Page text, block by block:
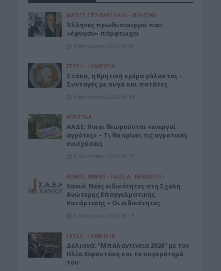
ΜΑΤΙΕΣ ΣΤΟ ΠΑΡΕΛΘΟΝ • ΠΟΛΙΤΙΚΗ
Έλληνες πρωθυπουργοί που
«έφυγαν» πάμφτωχοι
8 Αυγούστου 2026 19:33
ΓΕΎΣΗ - ΨΥΧΑΓΩΓΊΑ
Στάκα, η Κρητική κρέμα γάλακτος –
Συνταγές με αυγά και πατάτες
8 Αυγούστου 2026 16:30
ΑΓΡΟΤΙΚΑ
ΑΑΔΕ: Ποιοι θεωρούνται «ενεργοί
αγρότες» – Τι θα κρίνει τις αγροτικές
ενισχύσεις
8 Αυγούστου 2026 16:27
ΝΟΜΌΣ ΧΑΝΊΩΝ • ΠΑΙΔΕΙΑ - ΕΚΠΑΙΔΕΥΣΗ
Χανιά: Νέες ειδικότητες στη Σχολή
Ανώτερης Επαγγελματικής
Κατάρτισης – Οι ειδικότητες
8 Αυγούστου 2026 16:19
ΓΕΎΣΗ - ΨΥΧΑΓΩΓΊΑ
Δελιανά: “Μπαλαντίνεια 2026” με τον
Ηλία Χορευτάκη και το συγκρότημά
του